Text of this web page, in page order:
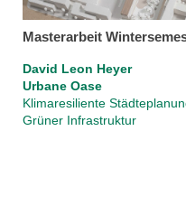
Masterarbeit
David Leon Heyer
Urbane Oase
Klimaresiliente
Grüner Infrastruktur